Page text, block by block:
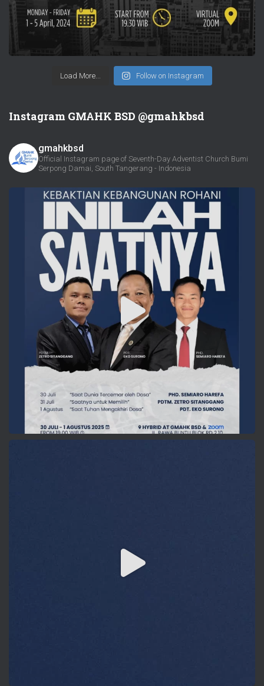
Load More... Follow on Instagram
Instagram GMAHK BSD @gmahkbsd
gmahkbsd
Official Instagram page of Seventh-Day Adventist Church Bumi
Serpong Damai, South Tangerang - Indonesia